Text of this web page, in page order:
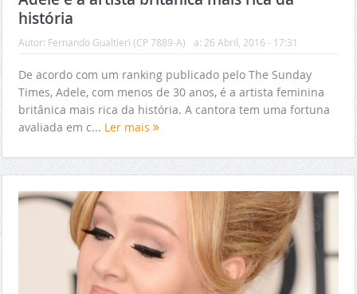
história
Autor: Fernando Gualtieri (CP 7889-A) a: 26 Abril, 2016 - 17:31
De acordo com um ranking publicado pelo The Sunday
Times, Adele, com menos de 30 anos, é a artista feminina
britânica mais rica da história. A cantora tem uma fortuna
avaliada em c... Ler mais